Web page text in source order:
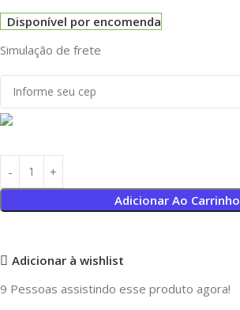
Disponível por encomenda
Simulação de frete
Adicionar Ao Carrinho
Adicionar à wishlist
9 Pessoas assistindo esse produto agora!